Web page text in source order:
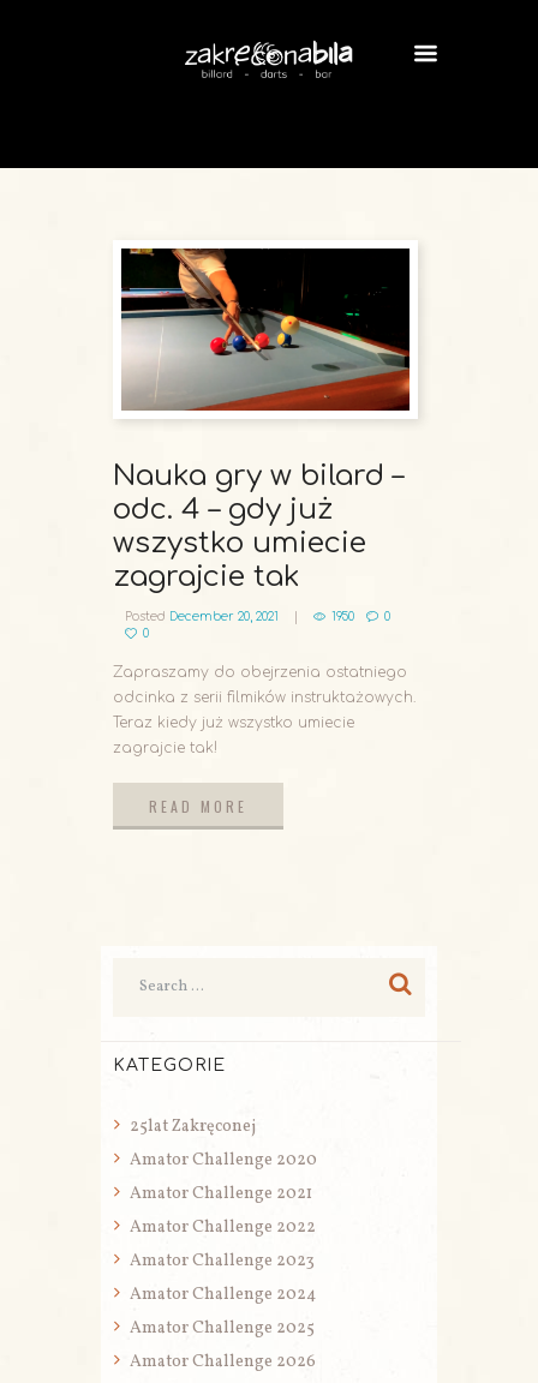
Nauka gry w bilard –
odc. 4 – gdy już
wszystko umiecie
zagrajcie tak
Posted December 20, 2021 1950
0
0
Zapraszamy do obejrzenia ostatniego
odcinka z serii filmików instruktażowych.
Teraz kiedy już wszystko umiecie
zagrajcie tak!
READ MORE
KATEGORIE
25lat Zakręconej
Amator Challenge 2020
Amator Challenge 2021
Amator Challenge 2022
Amator Challenge 2023
Amator Challenge 2024
Amator Challenge 2025
Amator Challenge 2026